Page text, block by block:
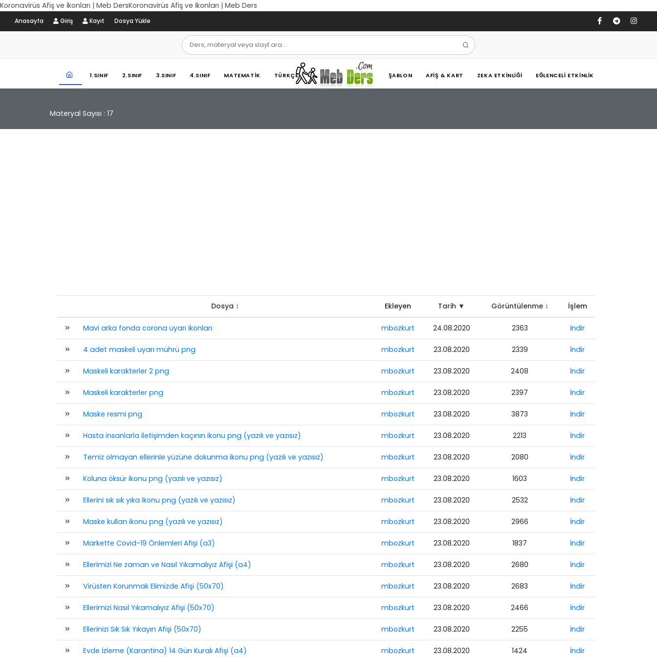
Koronavirüs Afiş ve İkonları | Meb DersKoronavirüs Afiş ve İkonları | Meb Ders
Anasayfa Giriş Kayıt Dosya Yükle
1.SINIF 2.SINIF 3.SINIF 4.SINIF MATEMATIK TÜRKÇE ŞABLON AFIŞ & KART ZEKA ETKINLIĞI EĞLENCELI ETKINLIK
Materyal Sayısı : 17
Dosya ↕ Ekleyen Tarih ▼ Görüntülenme ↕ İşlem
Mavi arka fonda corona uyarı ikonları mbozkurt 24.08.2020 2363 İndir
4 adet maskeli uyarı mührü png mbozkurt 23.08.2020 2339 İndir
Maskeli karakterler 2 png mbozkurt 23.08.2020 2408 İndir
Maskeli karakterler png mbozkurt 23.08.2020 2397 İndir
Maske resmi png mbozkurt 23.08.2020 3873 İndir
Hasta insanlarla iletişimden kaçının ikonu png (yazılı ve yazısız) mbozkurt 23.08.2020 2213 İndir
Temiz olmayan ellerinle yüzüne dokunma ikonu png (yazılı ve yazısız) mbozkurt 23.08.2020 2080 İndir
Koluna öksür ikonu png (yazılı ve yazısız) mbozkurt 23.08.2020 1603 İndir
Ellerini sık sık yıka ikonu png (yazılı ve yazısız) mbozkurt 23.08.2020 2532 İndir
Maske kullan ikonu png (yazılı ve yazısız) mbozkurt 23.08.2020 2966 İndir
Markette Covid-19 Önlemleri Afişi (a3) mbozkurt 23.08.2020 1837 İndir
Ellerimizi Ne zaman ve Nasıl Yıkamalıyız Afişi (a4) mbozkurt 23.08.2020 2680 İndir
Virüsten Korunmak Elimizde Afişi (50x70) mbozkurt 23.08.2020 2683 İndir
Ellerimizi Nasıl Yıkamalıyız Afişi (50x70) mbozkurt 23.08.2020 2466 İndir
Ellerinizi Sık Sık Yıkayın Afişi (50x70) mbozkurt 23.08.2020 2255 İndir
Evde İzleme (Karantina) 14 Gün Kuralı Afişi (a4) mbozkurt 23.08.2020 1424 İndir